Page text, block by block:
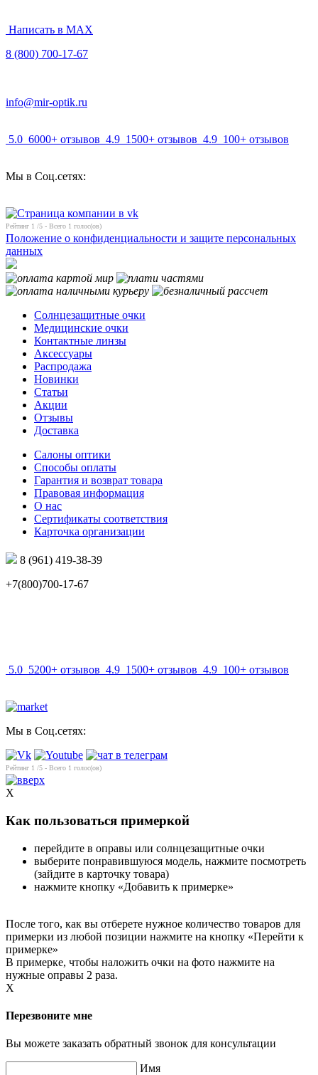
Написать в MAX
8 (800) 700-17-67
info@mir-optik.ru
5.0 6000+ отзывов 4.9 1500+ отзывов 4.9 100+ отзывов
Мы в Соц.сетях:
Рейтинг 1 /5 - Всего 1 голос(ов)
Положение о конфиденциальности и защите персональных
данных
Солнцезащитные очки
Медицинские очки
Контактные линзы
Аксессуары
Распродажа
Новинки
Статьи
Акции
Отзывы
Доставка
Салоны оптики
Способы оплаты
Гарантия и возврат товара
Правовая информация
О нас
Сертификаты соответствия
Карточка организации
8 (961) 419-38-39
+7(800)700-17-67
5.0 5200+ отзывов 4.9 1500+ отзывов 4.9 100+ отзывов
Мы в Соц.сетях:
Рейтинг 1 /5 - Всего 1 голос(ов)
X
Как пользоваться примеркой
перейдите в оправы или солнцезащитные очки
выберите понравившуюся модель, нажмите посмотреть
(зайдите в карточку товара)
нажмите кнопку «Добавить к примерке»
После того, как вы отберете нужное количество товаров для
примерки из любой позиции нажмите на кнопку «Перейти к
примерке»
В примерке, чтобы наложить очки на фото нажмите на
нужные оправы 2 раза.
X
Перезвоните мне
Вы можете заказать обратный звонок для консультации
Имя